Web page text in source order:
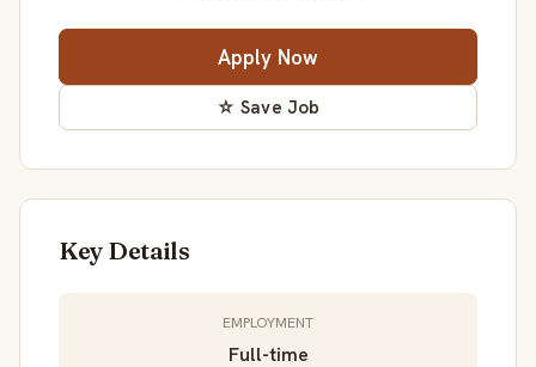
Apply Now
☆ Save Job
Key Details
EMPLOYMENT
Full-time